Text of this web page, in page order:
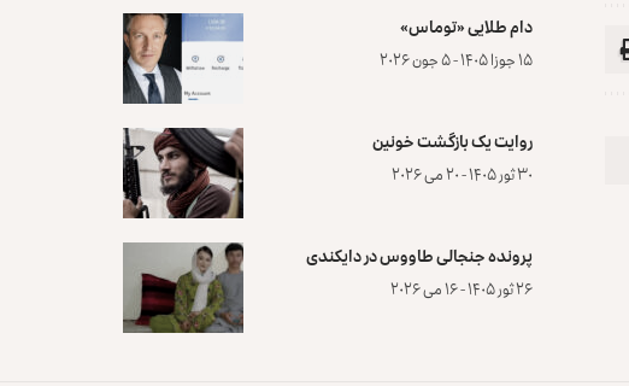
دام طلایی «توماس»
۱۵ جوزا ۱۴۰۵ - ۵ جون ۲۰۲۶
روایت یک بازگشت خونین
۳۰ ثور ۱۴۰۵ - ۲۰ می ۲۰۲۶
پرونده‌ جنجالی طاووس در دایکندی
۲۶ ثور ۱۴۰۵ - ۱۶ می ۲۰۲۶